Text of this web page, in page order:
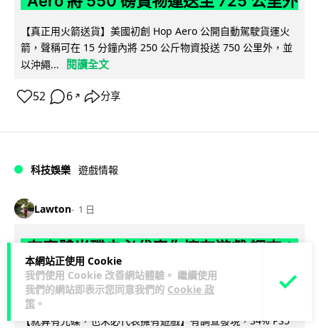
本網站正使用 Cookie
我們使用 Cookie 改善網站體驗。 繼續使用
我們的網站即表示您同意我們的 Cookie 政
策 。
【真正用火箭送貨】美國初創 Hop Aero 公開自動駕駛貨運火
箭，聲稱可在 15 分鐘內將 250 公斤物資投送 750 公里外，並
以沖繩...
閱讀全文
52 6 ↗ 分享
科技娛樂 遊戲情報
Lawton 1 日
有實體光碟未必代表你擁有遊戲 調查：
PS5 34%、Xbox 50% 須連網才能完整
遊玩
【就算有光碟，也未必代表擁有遊戲】有調查發現，34% PS5